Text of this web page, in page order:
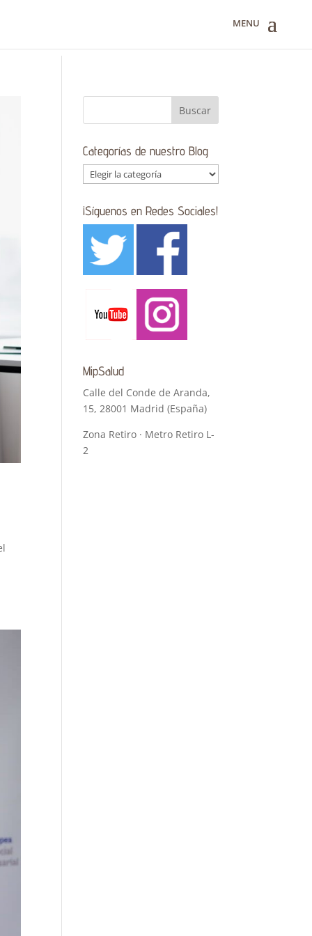
Categorías de nuestro Blog
Categorías
de
nuestro
Blog
¡Síguenos en Redes Sociales!
MipSalud
Calle del Conde de Aranda,
15, 28001 Madrid (España)
Zona Retiro · Metro Retiro L-
2